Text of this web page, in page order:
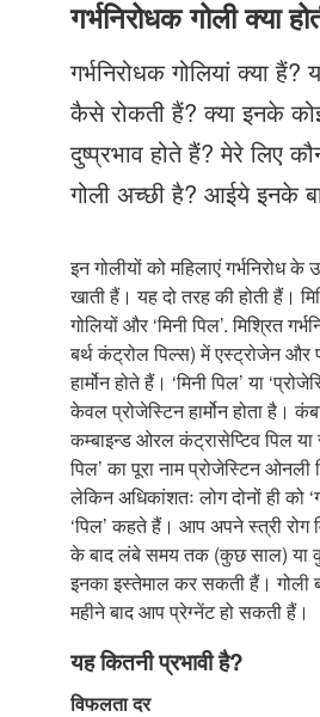
Just Poocho
संपर्क करें
गर्भनिरोधक गोली क्या
गर्भनिरोधक गोलियां क्या
कैसे रोकती हैं? क्या इनके
दुष्प्रभाव होते हैं? मेरे लिए
गोली अच्छी है? आईये इनके
इन गोलीयों को महिलाएं गर्भनिरोध
खाती हैं। यह दो तरह की होती हैं।
गोलियों और ‘मिनी पिल’. मिश्रित
बर्थ कंट्रोल पिल्स) में एस्ट्रोजेन और
हार्मोन होते हैं। ‘मिनी पिल’ या
केवल प्रोजेस्टिन हार्मोन होता है।
कम्बाइन्ड ओरल कंट्रासेप्टिव पिल या
पिल’ का पूरा नाम प्रोजेस्टिन ओनली
लेकिन अधिकांशतः लोग दोनों ही को
‘पिल’ कहते हैं। आप अपने स्त्री रोग
के बाद लंबे समय तक (कुछ साल) या
इनका इस्तेमाल कर सकती हैं।
महीने बाद आप प्रेग्नेंट हो सकती हैं।
यह कितनी प्रभावी है?
विफलता दर